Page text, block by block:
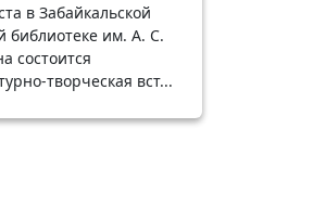
в Забайкальской
библиотеке им. А. С.
состоится
творческая вст...